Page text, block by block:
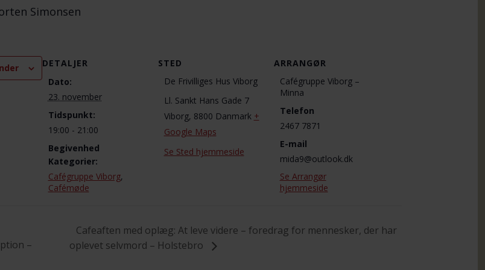
Simonsen
DETALJER
Dato:
23. november
Tidspunkt:
19:00 - 21:00
Begivenhed
Kategorier:
Cafégruppe Viborg,
Cafémøde
STED
De Frivilliges Hus Viborg
Ll. Sankt Hans Gade 7
Viborg, 8800 Danmark +
Google Maps
Se Sted hjemmeside
ARRANGØR
Cafégruppe Viborg –
Minna
Telefon
2467 7871
E-mail
mida9@outlook.dk
Se Arrangør
hjemmeside
–
Cafeaften med oplæg: At leve videre – foredrag for mennesker, der har
oplevet selvmord – Holstebro